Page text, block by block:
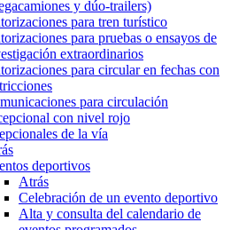
y dúo-trailers)
para tren turístico
para pruebas o ensayos de
extraordinarios
para circular en fechas con
para circulación
con nivel rojo
de la vía
deportivos
Atrás
Celebración de un evento deportivo
Alta y consulta del calendario de